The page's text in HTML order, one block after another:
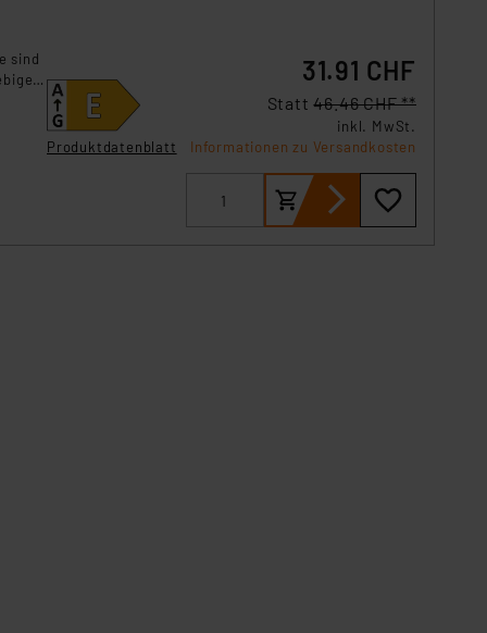
der übermittelten
sind
Produktdatenblatt
31.91 CHF
Statt46.46 CHF **
inkl. MwSt.
Informationen zu Versandkosten